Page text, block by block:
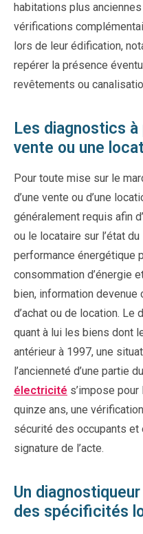
habitations plus
vérifications
lors de leur édification,
repérer la présence
revêtements ou
Les diagnostics
vente ou une
Pour toute mise sur le
d’une vente ou d’une
généralement requis afin
ou le locataire sur l’état
performance énergétique
consommation d’énergie
bien, information
d’achat ou de location. Le
quant à lui les biens dont
antérieur à 1997, une
l’ancienneté d’une partie
électricité s’impose
quinze ans, une
sécurité des occupants
signature de l’acte.
Un
des spécificités